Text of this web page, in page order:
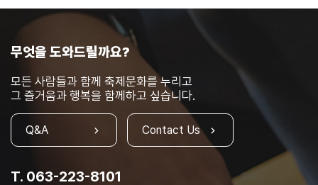
무엇을 도와드릴까요?
모든 사람들과 함께 축제문화를 누리고
그 즐거움과 행복을 함께하고 싶습니다.
Q&A Contact Us
T. 063-223-8101